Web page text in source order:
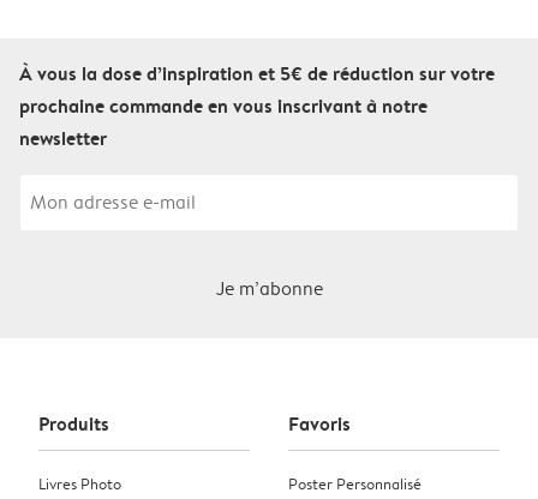
À vous la dose d’inspiration et 5€ de réduction sur votre
prochaine commande en vous inscrivant à notre
newsletter
Je m’abonne
Produits
Livres Photo
Favoris
Poster Personnalisé